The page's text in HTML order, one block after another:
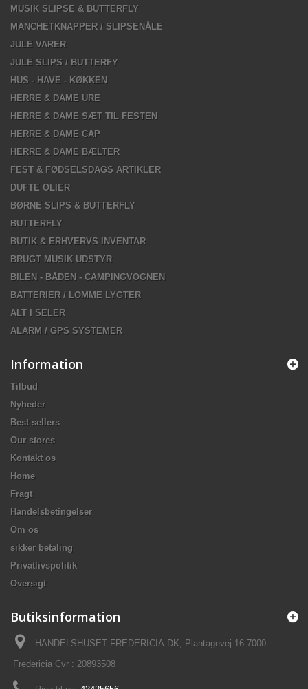
MUSIK SLIPSE & BUTTERFLY
MANCHETKNAPPER / SLIPSENÅLE
JULE VARER
JULE SLIPS / BUTTERFY
HUS - HAVE - KØKKEN
HERRE & DAME URE
HERRE & DAME SÆT TIL FESTEN
HERRE & DAME CAP
HERRE & DAME BÆLTER
FEST & FØDSELSDAGS ARTIKLER
DUFTE OLIER
BØRNE SLIPS & BUTTERFLY
BUTTERFLY
BUTIK & ERHVERVS INVENTAR
BRUGT MUSIK UDSTYR
BILEN - BÅDEN - CAMPINGVOGNEN
BATTERIER / LOMME LYGTER
ALT I SELER
ALARM / GPS SYSTEMER
Information
Tilbud
Nyheder
Best sellers
Our stores
Kontakt os
Home
Fragt
Handelsbetingelser
Om os
sikker betaling
Privatlivspolitik
Oversigt
Butiksinformation
HANDELSHUSET FREDERICIA.DK, Plantagevej 16 7000
Fredericia Cvr : 20893508